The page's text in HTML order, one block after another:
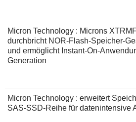
Micron Technology : Microns
durchbricht NOR-Flash-Speicher-
und ermöglicht Instant-On-
Generation
Micron Technology : erweitert
SAS-SSD-Reihe für datenintensive